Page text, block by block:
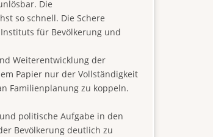
Die
so schnell. Die Schere
für Bevölkerung und
Weiterentwicklung der
Papier nur der Vollständigkeit
Familienplanung zu koppeln.
politische Aufgabe in den
Bevölkerung deutlich zu